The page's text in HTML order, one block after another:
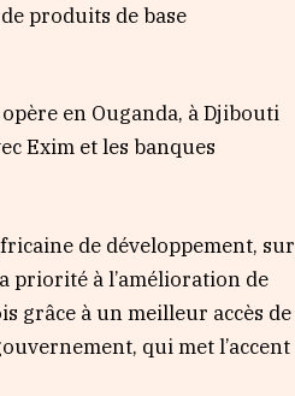
produits de base
en Ouganda, à Djibouti
Exim et les banques
de développement, sur
priorité à l’amélioration de
grâce à un meilleur accès de
qui met l’accent